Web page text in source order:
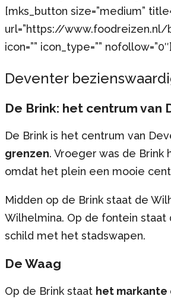
[mks_button size=”medium”
url=”https://www.foodreizen.nl/
icon=”” icon_type=”” nofollow=”0″]
Deventer
De Brink: het centrum van
De Brink is het centrum van
grenzen. Vroeger was de Brink
omdat het plein een mooie
Midden op de Brink staat de
Wilhelmina. Op de fontein
schild met het stadswapen.
De Waag
Op de Brink staat het markante